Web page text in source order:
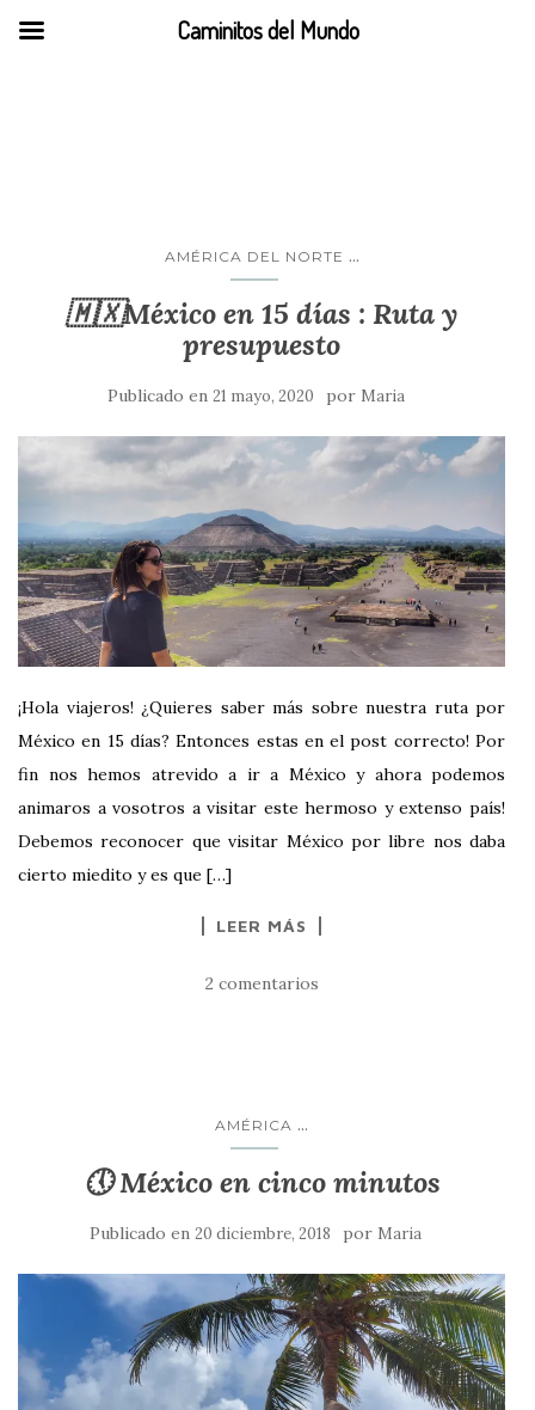
AMÉRICA DEL NORTE ...
🇲🇽México en 15 días : Ruta y
presupuesto
Publicado en 21 mayo, 2020 por Maria
¡Hola viajeros! ¿Quieres saber más sobre nuestra ruta por
México en 15 días? Entonces estas en el post correcto! Por
fin nos hemos atrevido a ir a México y ahora podemos
animaros a vosotros a visitar este hermoso y extenso país!
Debemos reconocer que visitar México por libre nos daba
cierto miedito y es que […]
LEER MÁS
2 comentarios
AMÉRICA ...
🕔 México en cinco minutos
Publicado en 20 diciembre, 2018 por Maria
Caminitos del Mundo